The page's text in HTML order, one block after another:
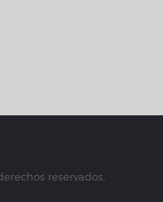
reservados.